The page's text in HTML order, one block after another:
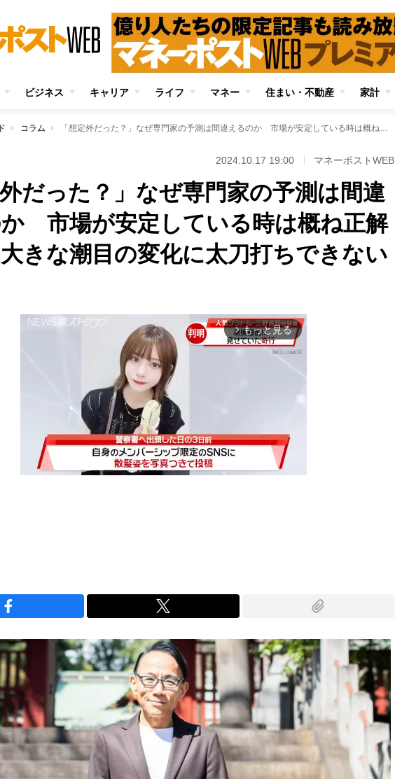
ビジネス キャリア ライフ マネー 住まい・不動産 家計
コラム 「想定外だった？」なぜ専門家の予測は間違えるのか 市場が安定している時は概ね正解だが、大きな潮目の変化に太刀打ちできない理由
2024.10.17 19:00 マネーポストWEB
外だった？」なぜ専門家の予測は間違
市場が安定している時は概ね正解
きな潮目の変化に太刀打ちできない
arrow_forward_ios もっと見る